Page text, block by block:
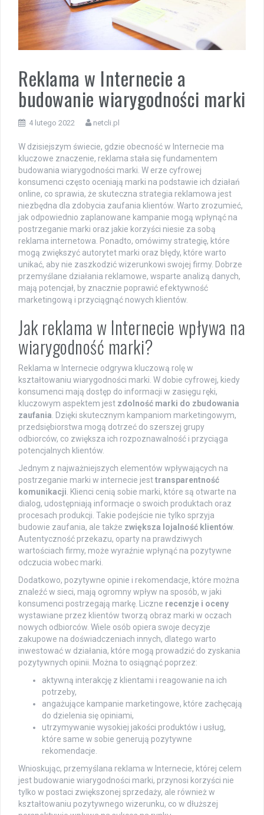
Reklama w Internecie a
budowanie wiarygodności marki
4 lutego 2022 netcli.pl
W dzisiejszym świecie, gdzie obecność w Internecie ma
kluczowe znaczenie, reklama stała się fundamentem
budowania wiarygodności marki. W erze cyfrowej
konsumenci często oceniają marki na podstawie ich działań
online, co sprawia, że skuteczna strategia reklamowa jest
niezbędna dla zdobycia zaufania klientów. Warto zrozumieć,
jak odpowiednio zaplanowane kampanie mogą wpłynąć na
postrzeganie marki oraz jakie korzyści niesie za sobą
reklama internetowa. Ponadto, omówimy strategię, które
mogą zwiększyć autorytet marki oraz błędy, które warto
unikać, aby nie zaszkodzić wizerunkowi swojej firmy. Dobrze
przemyślane działania reklamowe, wsparte analizą danych,
mają potencjał, by znacznie poprawić efektywność
marketingową i przyciągnąć nowych klientów.
Jak reklama w Internecie wpływa na
wiarygodność marki?
Reklama w Internecie odgrywa kluczową rolę w
kształtowaniu wiarygodności marki. W dobie cyfrowej, kiedy
konsumenci mają dostęp do informacji w zasięgu ręki,
kluczowym aspektem jest zdolność marki do zbudowania
zaufania . Dzięki skutecznym kampaniom marketingowym,
przedsiębiorstwa mogą dotrzeć do szerszej grupy
odbiorców, co zwiększa ich rozpoznawalność i przyciąga
potencjalnych klientów.
Jednym z najważniejszych elementów wpływających na
postrzeganie marki w internecie jesttransparentność
komunikacji . Klienci cenią sobie marki, które są otwarte na
dialog, udostępniają informacje o swoich produktach oraz
procesach produkcji. Takie podejście nie tylko sprzyja
budowie zaufania, ale także zwiększa lojalność klientów
Autentyczność przekazu, oparty na prawdziwych
wartościach firmy, może wyraźnie wpłynąć na pozytywne
odczucia wobec marki.
Dodatkowo, pozytywne opinie i rekomendacje, które można
znaleźć w sieci, mają ogromny wpływ na sposób, w jaki
konsumenci postrzegają markę. Liczne recenzje i oceny
wystawiane przez klientów tworzą obraz marki w oczach
nowych odbiorców. Wiele osób opiera swoje decyzje
zakupowe na doświadczeniach innych, dlatego warto
inwestować w działania, które mogą prowadzić do zyskania
pozytywnych opinii. Można to osiągnąć poprzez:
aktywną interakcję z klientami i reagowanie na ich
potrzeby,
angażujące kampanie marketingowe, które zachęcają
do dzielenia się opiniami,
utrzymywanie wysokiej jakości produktów i usług,
które same w sobie generują pozytywne
rekomendacje.
Wnioskując, przemyślana reklama w Internecie, której celem
jest budowanie wiarygodności marki, przynosi korzyści nie
tylko w postaci zwiększonej sprzedaży, ale również w
kształtowaniu pozytywnego wizerunku, co w dłuższej